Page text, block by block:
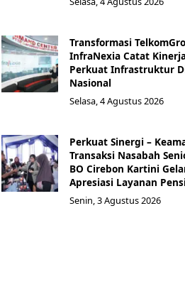
Transformasi
InfraNexia Catat
Perkuat Infrastruktur
Nasional
Selasa, 4 Agustus 2026
Perkuat Sinergi –
Transaksi Nasabah
BO Cirebon Kartini
Apresiasi Layanan
Senin, 3 Agustus 2026